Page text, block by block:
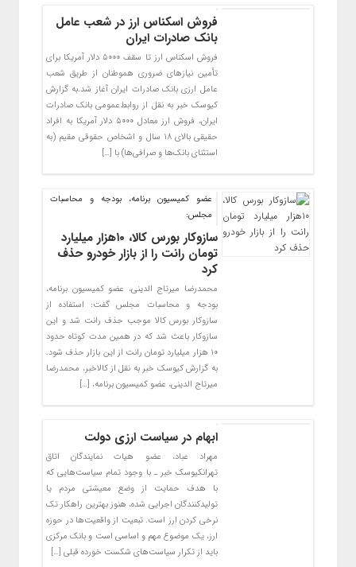
فروش اسکناس ارز در شعب عامل
بانک صادرات ایران
فروش اسکناس ارز تا سقف ۵٠٠٠ دلار آمریکا برای
تأمین نیازهای ضروری هموطنان از طریق شعب
عامل ارزی بانک صادرات ایران آغاز شد.به گزارش
کیوسک خبر به نقل از روابط‌عمومی بانک صادرات
ایران، فروش ارز معادل ۵٠٠٠ دلار آمریکا به افراد
حقیقی بالای ١٨ سال و اشخاص حقوقی مقیم (به
استثنای بانک‌ها و صرافی‌ها) با […]
عضو کمیسیون برنامه، بودجه و محاسبات
مجلس:
سازوکار بورس کالا، ۱۰هزار میلیارد
تومان رانت را از بازار خودرو حذف
کرد
محمدرضا میرتاج الدینی، عضو کمیسیون برنامه،
بودجه و محاسبات مجلس گفت: استفاده از
سازوکار بورس کالا موجب حذف رانت شد و این
سازوکار باعث شد که در همین مدت کوتاه حدود
۱۰ هزار میلیارد تومان رانت از این بازار حذف شود.
به گزارش کیوسک خبر به نقل از کالاخبر، محمدرضا
میرتاج الدینی، عضو کمیسیون برنامه، […]
‌ابهام در سیاست‌ ارزی دولت
مهراد عباد، عضو هیات نمایندگان اتاق
تهرانکیوسک خبر ـ با وجود تمام سیاست‌هایی که
با هدف حمایت از وضع معیشتی مردم یا
تولیدکنندگان اجرایی شده، هنوز بهترین راهکار تک
نرخی کردن ارز است. تبعیت از واقعیت‌ها در حوزه
ارز، یک موضوع مهم و اساسی است و بانک مرکزی
باید از تکرار سیاست‌های شکست خورده قبلی […]